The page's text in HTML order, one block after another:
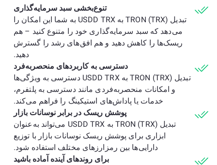
تنوع‌بخشی سبد سرمایه‌گذاری
تبدیل TRON (TRX) به USDD TRX به شما این امکان را
می‌دهد که سبد سرمایه‌گذاری خود را متنوع کنید – هم
ریسک‌ها را کاهش دهید و هم افق‌های رشد را گسترش
دهید.
دسترسی به کاربردهای منحصربه‌فرد
تبدیل TRON (TRX) به USDD TRX دسترسی به ویژگی‌ها
و امکانات منحصربه‌فردی مانند دسترسی به پلتفرم،
خدمات یا پاداش‌های استیکینگ را فراهم می‌کند.
پوشش ریسک در برابر نوسانات بازار
تبدیل TRON (TRX) به USDD TRX می‌تواند به‌عنوان
ابزاری برای پوشش ریسک نوسانات بازار با توزیع
دارایی‌ها بین رمزارزهای مختلف استفاده شود.
برای روندهای آینده آماده باشید